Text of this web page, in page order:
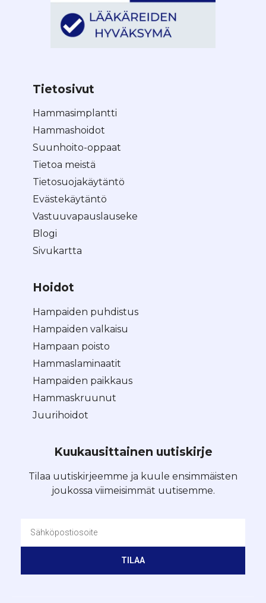
Tietosivut
Hammasimplantti
Hammashoidot
Suunhoito-oppaat
Tietoa meistä
Tietosuojakäytäntö
Evästekäytäntö
Vastuuvapauslauseke
Blogi
Sivukartta
Hoidot
Hampaiden puhdistus
Hampaiden valkaisu
Hampaan poisto
Hammaslaminaatit
Hampaiden paikkaus
Hammaskruunut
Juurihoidot
Kuukausittainen uutiskirje
Tilaa uutiskirjeemme ja kuule ensimmäisten
joukossa viimeisimmät uutisemme.
TILAA